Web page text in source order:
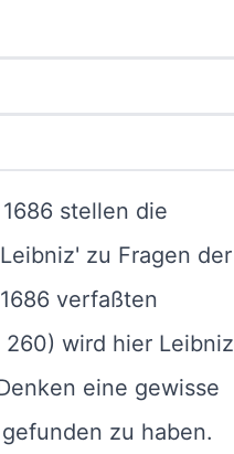
stellen die
zu Fragen der
verfaßten
wird hier
eine gewisse
zu haben.